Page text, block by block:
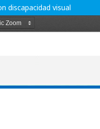
discapacidad visual